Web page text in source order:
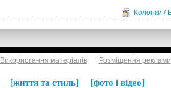
Колонки /
Використання матеріалів Розміщення реклами
життя та стиль фото і відео